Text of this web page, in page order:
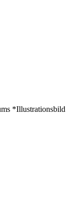
*Illustrationsbild